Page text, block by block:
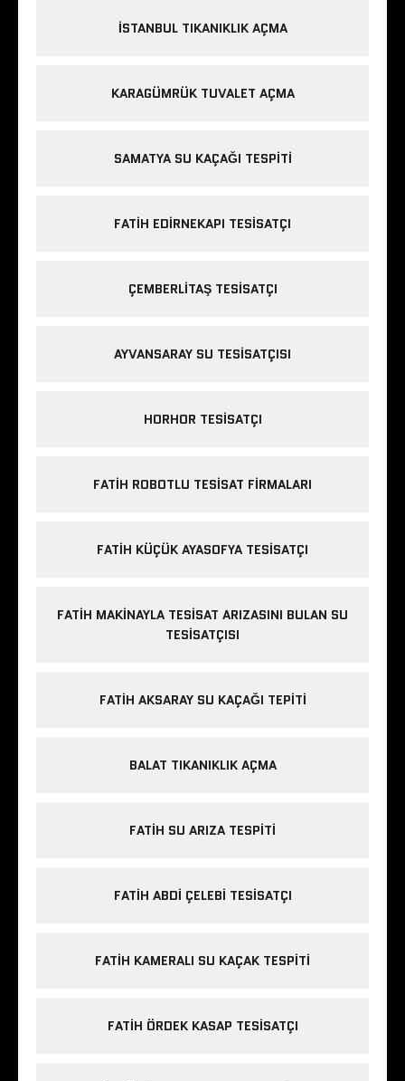
ISTANBUL TIKANIKLIK AÇMA
KARAGÜMRÜK TUVALET AÇMA
SAMATYA SU KAÇAĞI TESPITI
FATIH EDIRNEKAPI TESISATÇI
ÇEMBERLITAŞ TESISATÇI
AYVANSARAY SU TESISATÇISI
HORHOR TESISATÇI
FATIH ROBOTLU TESISAT FIRMALARI
FATIH KÜÇÜK AYASOFYA TESISATÇI
FATIH MAKINAYLA TESISAT ARIZASINI BULAN SU
TESISATÇISI
FATIH AKSARAY SU KAÇAĞI TEPITI
BALAT TIKANIKLIK AÇMA
FATIH SU ARIZA TESPITI
FATIH ABDI ÇELEBI TESISATÇI
FATIH KAMERALI SU KAÇAK TESPITI
FATIH ÖRDEK KASAP TESISATÇI